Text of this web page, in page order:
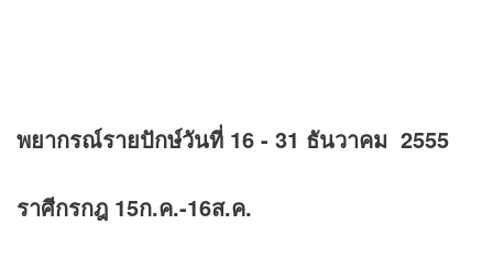
พยากรณ์รายปักษ์วันที่ 16 - 31 ธันวาคม 2555
ราศีกรกฎ 15ก.ค.-16ส.ค.